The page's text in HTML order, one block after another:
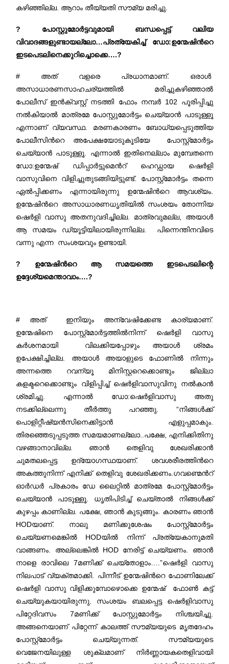
കഴിഞ്ഞില്ല. ആറാം തീയ്യതി സൗമ്യ മരിച്ചു.
? പോസ്റ്റുമോർട്ടവുമായി ബന്ധപ്പെട്ട് വലിയ
വിവാദങ്ങളുണ്ടായല്ലോ…പ്രത്യേകിച്ച് ഡോ:ഉന്മേഷിന്‍റെ
ഇടപെടലിനെക്കുറിച്ചൊക്കെ….?
# അത് വളരെ പ്രധാനമാണ്. ഒരാൾ
അസാധാരണസാഹചര്യത്തിൽ മരിച്ചുകഴിഞ്ഞാൽ
പോലീസ് ഇൻക്വസ്റ്റ് നടത്തി ഫോം നമ്പർ 102 പൂരിപ്പിച്ചു
നൽകിയാൽ മാത്രമേ പോസ്റ്റുമോർട്ടം ചെയ്യാൻ പാടുള്ളൂ
എന്നാണ് വ്യവസ്ഥ. മരണകാരണം ബോധ്യപ്പെടുത്തിയ
പോലീസിന്‍റെ അപേക്ഷയോടുകൂടിയേ പോസ്റ്റ്മോർട്ടം
ചെയ്യാൻ പാടുള്ളൂ. എന്നാൽ ഇതിനെല്ലാം മുമ്പേതന്നെ
ഡോ:ഉന്മേഷ് ഡിപ്പാർട്ടുമെന്‍റ് ഹെഡ്ഡായ ഷെർളി
വാസുവിനെ വിളിച്ചുതുടങ്ങിയിട്ടുണ്ട്. പോസ്റ്റ്മോർട്ടം തന്നെ
ഏൽപ്പിക്കണം എന്നായിരുന്നു ഉന്മേഷിന്‍റെ ആവശ്യം.
ഉന്മേഷിന്‍റെ അസാധാരണധൃതിയിൽ സംശയം തോന്നിയ
ഷെർളി വാസു അതനുവദിച്ചില്ല. മാത്രവുമല്ല, അയാൾ
ആ സമയം ഡ്യൂട്ടിയിലായിരുന്നില്ല. പിന്നെന്തിനവിടെ
വന്നു എന്ന സംശയവും ഉണ്ടായി.
? ഉന്മേഷിന്‍റെ ആ സമയത്തെ ഇടപെടലിന്റെ
ഉദ്ദേശ്യമെന്താവാം….?
# അത് ഇനിയും അന്വേഷിക്കേണ്ട കാര്യമാണ്.
ഉന്മേഷിനെ പോസ്റ്റ്മോർട്ടത്തിൽനിന്ന് ഷെർളി വാസു
കർശനമായി വിലക്കിയപ്പോഴും അയാൾ ശ്രമം
ഉപേക്ഷിച്ചില്ല. അയാൾ അയാളുടെ ഫോണിൽ നിന്നും
അന്നത്തെ റവന്യൂ മിനിസ്റ്ററെക്കൊണ്ടും ജില്ലാ
കളക്ടറെക്കൊണ്ടും വിളിപ്പിച്ച് ഷെർളിവാസുവിനു നൽകാൻ
ശ്രമിച്ചു. എന്നാൽ ഡോ:ഷെർളിവാസു അതു
നടക്കില്ലെന്നു തീർത്തു പറഞ്ഞു. “നിങ്ങൾക്ക്
പൊളിറ്റീഷ്യൻസിനെക്കിട്ടാൻ എളുപ്പമാകും.
തിരഞ്ഞെടുപ്പടുത്ത സമയമാണല്ലോ..പക്ഷേ, എനിക്കിതിനു
വഴങ്ങാനാവില്ല. ഞാൻ തെളിവു ശേഖരിക്കാൻ
ചുമതലപ്പെട്ട ഉദ്യോഗസ്ഥയാണ്. ശവശരീരത്തിന്‍റെ
അകത്തുനിന്ന് എനിക്ക് തെളിവു ശേഖരിക്കണം.ഗവണ്മെന്‍റ്
ഓർഡർ പ്രകാരം ഡേ ലൈറ്റിൽ മാത്രമേ പോസ്റ്റ്മോർട്ടം
ചെയ്യാൻ പാടുള്ളൂ. ധൃതിപിടിച്ച് ചെയ്താൽ നിങ്ങൾക്ക്
കുഴപ്പം കാണില്ല. പക്ഷേ, ഞാൻ കുടുങ്ങും. കാരണം ഞാൻ
HODയാണ്. നാലു മണിക്കുശേഷം പോസ്റ്റ്മോർട്ടം
ചെയ്യണമെങ്കിൽ HODയിൽ നിന്ന് പ്രത്യേകാനുമതി
വാങ്ങണം. അല്ലെങ്കിൽ HOD നേരിട്ട് ചെയ്യണം. ഞാൻ
നാളെ രാവിലെ 7മണിക്ക് ചെയ്തോളാം….”ഷെർളി വാസു
നിലപാട് വ്യക്തമാക്കി. പിന്നീട് ഉന്മേഷിന്‍റെ ഫോണിലേക്ക്
ഷെർളി വാസു വിളിക്കുമ്പോഴൊക്കെ ഉന്മേഷ് ഫോൺ കട്ട്
ചെയ്യുകയായിരുന്നു. സംശയം ബലപ്പെട്ട ഷെർളിവാസു
പിറ്റേദിവസം 7മണിക്ക് പോസ്റ്റുമോർട്ടം നിശ്ചയിച്ചു.
അങ്ങനെയാണ് പിറ്റേന്ന് കാലത്ത് സൗമ്യയുടെ മൃതദേഹം
പോസ്റ്റ്മോർട്ടം ചെയ്യുന്നത്. സൗമ്യയുടെ
വെജേനയിലുള്ള ശുക്ലമാണ് നിർണ്ണായകതെളിവായി